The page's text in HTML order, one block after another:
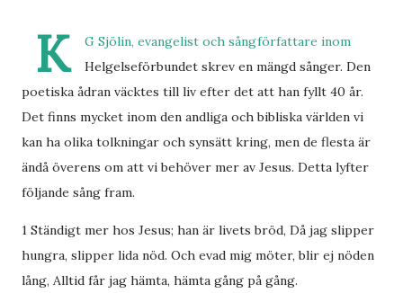
K
G Sjölin, evangelist och sångförfattare inom
Helgelseförbundet skrev en mängd sånger. Den
poetiska ådran väcktes till liv efter det att han fyllt 40 år.
Det finns mycket inom den andliga och bibliska världen vi
kan ha olika tolkningar och synsätt kring, men de flesta är
ändå överens om att vi behöver mer av Jesus. Detta lyfter
följande sång fram.
1 Ständigt mer hos Jesus; han är livets bröd, Då jag slipper
hungra, slipper lida nöd. Och evad mig möter, blir ej nöden
lång, Alltid får jag hämta, hämta gång på gång.